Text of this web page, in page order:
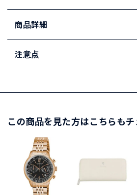
商品詳細
注意点
この商品を見た方はこちらも